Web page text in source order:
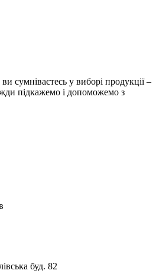
сумніваєтесь у виборі продукції –
підкажемо і допоможемо з
буд. 82